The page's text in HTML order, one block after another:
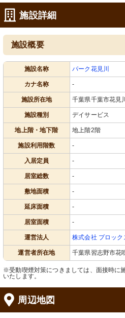
施設詳細
施設概要
施設名称 パーク花見川
カナ名称 -
施設所在地 千葉県千葉市花見
施設種別 デイサービス
地上階・地下階 地上階2階
施設利用階数 -
入居定員 -
居室総数 -
敷地面積 -
延床面積 -
居室面積 -
運営法人 株式会社 プロック
運営者所在地 千葉県習志野市花
※受動喫煙対策につきましては、面接時に
いたします。
周辺地図